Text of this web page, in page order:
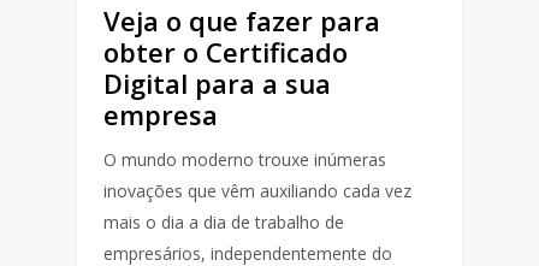
Veja o que fazer para
obter o Certificado
Digital para a sua
empresa
O mundo moderno trouxe inúmeras
inovações que vêm auxiliando cada vez
mais o dia a dia de trabalho de
empresários, independentemente do